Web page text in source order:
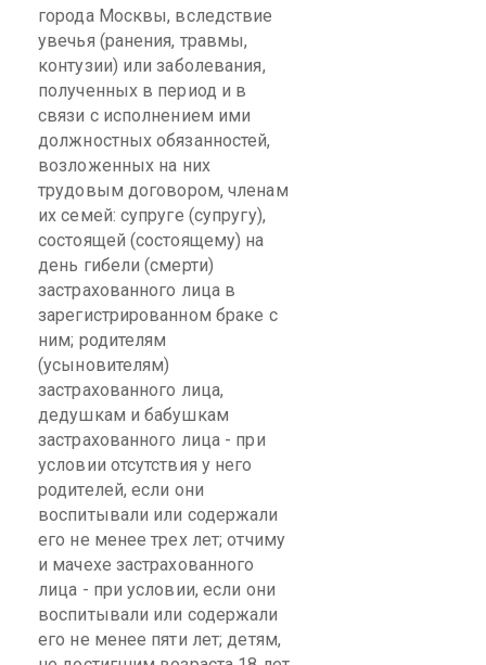
города Москвы, вследствие
увечья (ранения, травмы,
контузии) или заболевания,
полученных в период и в
связи с исполнением ими
должностных обязанностей,
возложенных на них
трудовым договором, членам
их семей: супруге (супругу),
состоящей (состоящему) на
день гибели (смерти)
застрахованного лица в
зарегистрированном браке с
ним; родителям
(усыновителям)
застрахованного лица,
дедушкам и бабушкам
застрахованного лица - при
условии отсутствия у него
родителей, если они
воспитывали или содержали
его не менее трех лет; отчиму
и мачехе застрахованного
лица - при условии, если они
воспитывали или содержали
его не менее пяти лет; детям,